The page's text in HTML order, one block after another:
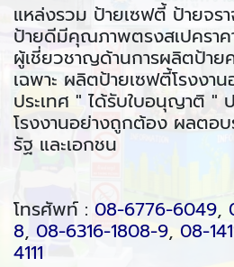
แหล่งรวม ป้ายเซฟตี้ ป้ายจร
ป้ายดีมีคุณภาพตรงสเปคราค
ผู้เชี่ยวชาญด้านการผลิตป้า
เฉพาะ ผลิตป้ายเซฟตี้โรงงา
ประเทศ " ได้รับใบอนุญาติ "
โรงงานอย่างถูกต้อง ผลตอ
รัฐ และเอกชน
โทรศัพท์ : 08-6776-6049,
8, 08-6316-1808-9, 08-
4111